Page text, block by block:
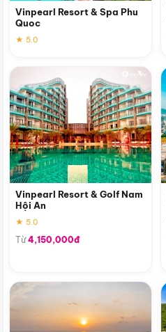
Vinpearl Resort & Spa Phu
Quoc
★ 5.0
Vinpearl Resort & Golf Nam
Hội An
★ 5.0
Từ4,150,000đ